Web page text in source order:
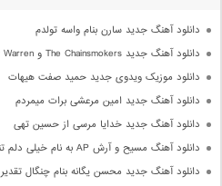
دانلود آهنگ جدید سارن بنام واسه تولدم
دانلود آهنگ جدید The Chainsmokers و Emily Warren بنام Side Effects
دانلود موزیک ویدوی جدید حمید صفت هیهات
دانلود آهنگ جدید امین مرعشی برات میمردم
دانلود آهنگ جدید خدایا مرسی از حسین تهی
دانلود آهنگ مسیح و آرش AP به نام خیلی دلم تنگه
دانلود آهنگ جدید محسن یگانه بنام چنگال تقدیر